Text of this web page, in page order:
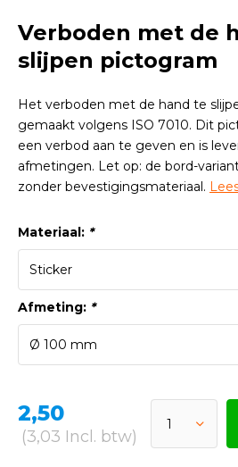
Verboden met de
slijpen pictogram
Het verboden met de hand te
gemaakt volgens ISO 7010. Dit
een verbod aan te geven en is
afmetingen. Let op: de bord-
zonder bevestigingsmateriaal.
Materiaal: *
Afmeting: *
2,50
(3,03 Incl. btw)